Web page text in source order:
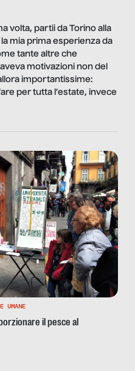
volta, partii da Torino alla
mia prima esperienza da
tante altre che
motivazioni non del
importantissime:
per tutta l’estate, invece
UMANE
il pesce al